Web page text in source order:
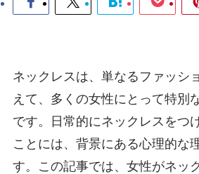
ネックレスは、単なるファッシ
えて、多くの女性にとって特別
です。日常的にネックレスをつ
ことには、背景にある心理的な
す。この記事では、女性がネッ